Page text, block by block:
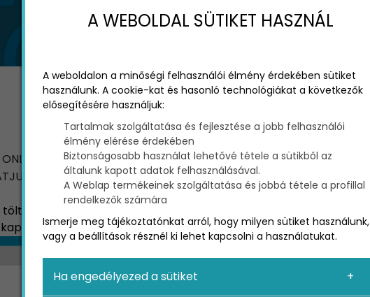
ONLINE MARKETING
HOGY MIKOR MIT KELL KÖZZÉ TENNED
azzal, hogy kitalálják, mit posztoljanak az oldalukra. Ez
kerülj a követőiddel a hírfolyamon keresztül.
A WEBOLDAL SÜTIKET HASZNÁL
A weboldalon a minőségi felhasználói élmény érdekében sütiket
használunk. A cookie-kat és hasonló technológiákat a következők
elősegítésére használjuk:
Tartalmak szolgáltatása és fejlesztése a jobb felhasználói
élmény elérése érdekében
Biztonságosabb használat lehetővé tétele a sütikből az
általunk kapott adatok felhasználásával.
A Weblap termékeinek szolgáltatása és jobbá tétele a profillal
rendelkezők számára
Ismerje meg tájékoztatónkat arról, hogy milyen sütiket használunk,
vagy a beállítások résznél ki lehet kapcsolni a használatukat.
Ha engedélyezed a sütiket